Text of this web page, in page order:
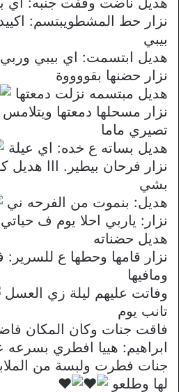
نزار حط المشطويبتسم:
بيبي
هديل ابتسمت: اي بيبي وربي
نزار حضنها بقووووة
هديل مبتسمه نزلت دمعتها
نزار مسحلها دمعتها
تصيري ماما
هديل بساته ع خده: اي عيلة
نزار فرحان بيطير. ااا
بشي
هديل: بنموت من الفرحه ني
نزار: ياربي احلا يوم ف
هديل حضناته
نزار قامها وحطها ع للسرير:
ومافيها
وفاتت عليهم ليلة زي العسل
تانب يوم
فاقت جنات وكان المكان
ابراهيم: هييا افطري بسرعه
جنات فطرت ولبسة من
لها وطلعو